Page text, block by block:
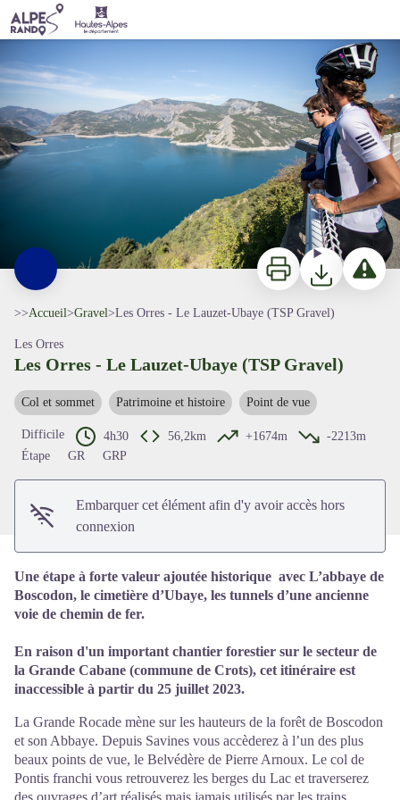
Les Orres - Le Lauzet-Ubaye (TSP Gravel)
Voir l'image en plein écran
ImprimerTéléchargerSignaler
>>Accueil>Gravel>Les Orres - Le Lauzet-Ubaye (TSP Gravel)
Les Orres
Les Orres - Le Lauzet-Ubaye (TSP Gravel)
Col et sommet Patrimoine et histoire Point de vue
Difficile 4h30 56,2km +1674m
-2213m
Étape
GR GRP
Embarquer cet élément afin d'y avoir accès hors
connexion
Une étape à forte valeur ajoutée historique avec L’abbaye de
Boscodon, le cimetière d’Ubaye, les tunnels d’une ancienne
voie de chemin de fer.
En raison d'un important chantier forestier sur le secteur de
la Grande Cabane (commune de Crots), cet itinéraire est
inaccessible à partir du 25 juillet 2023.
La Grande Rocade mène sur les hauteurs de la forêt de Boscodon
et son Abbaye. Depuis Savines vous accèderez à l’un des plus
beaux points de vue, le Belvédère de Pierre Arnoux. Le col de
Pontis franchi vous retrouverez les berges du Lac et traverserez
des ouvrages d’art réalisés mais jamais utilisés par les trains.